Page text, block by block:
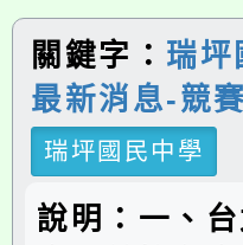
關鍵字： 瑞坪
最新消息-競
瑞坪國民中學
說明：一、